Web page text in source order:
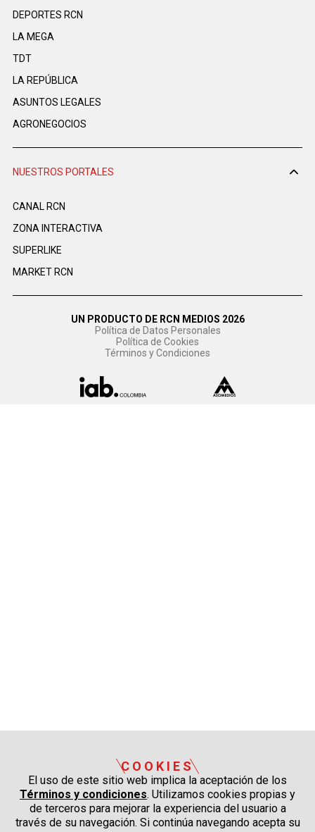
DEPORTES RCN
LA MEGA
TDT
LA REPÚBLICA
ASUNTOS LEGALES
AGRONEGOCIOS
NUESTROS PORTALES
CANAL RCN
ZONA INTERACTIVA
SUPERLIKE
MARKET RCN
UN PRODUCTO DE RCN MEDIOS 2026
Política de Datos Personales
Política de Cookies
Términos y Condiciones
COOKIES
El uso de este sitio web implica la aceptación de los
Términos y condiciones. Utilizamos cookies propias y
de terceros para mejorar la experiencia del usuario a
través de su navegación. Si continúa navegando acepta su